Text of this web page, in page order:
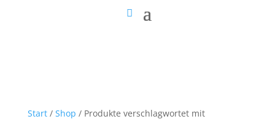
Start/ Shop / Produkte verschlagwortet mit